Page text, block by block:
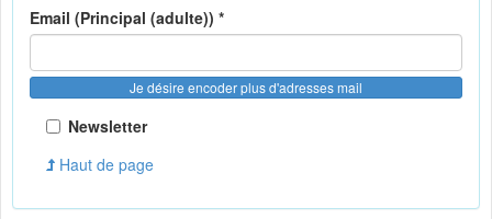
Email (Principal (adulte)) *
Je désire encoder plus d'adresses mail
Newsletter
Haut de page